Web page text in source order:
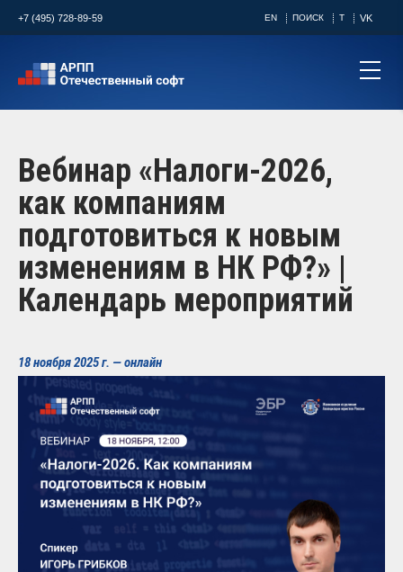
+7 (495) 728-89-59 EN ПОИСК T VK
Вебинар «Налоги-2026,
как компаниям
подготовиться к новым
изменениям в НК РФ?» |
Календарь мероприятий
18 ноября 2025 г. — онлайн